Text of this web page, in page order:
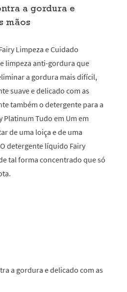
a gordura e
mãos
Limpeza e Cuidado
limpeza anti-gordura que
a gordura mais difícil,
suave e delicado com as
também o detergente para a
Platinum Tudo em Um em
de uma loiça e de uma
detergente líquido Fairy
tal forma concentrado que só
a gordura e delicado com as